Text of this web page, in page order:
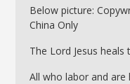
Below picture:
China Only
The Lord Jesus heals
All who labor and